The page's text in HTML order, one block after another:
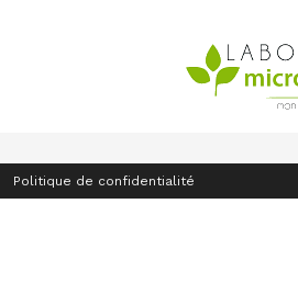
Politique de confidentialité